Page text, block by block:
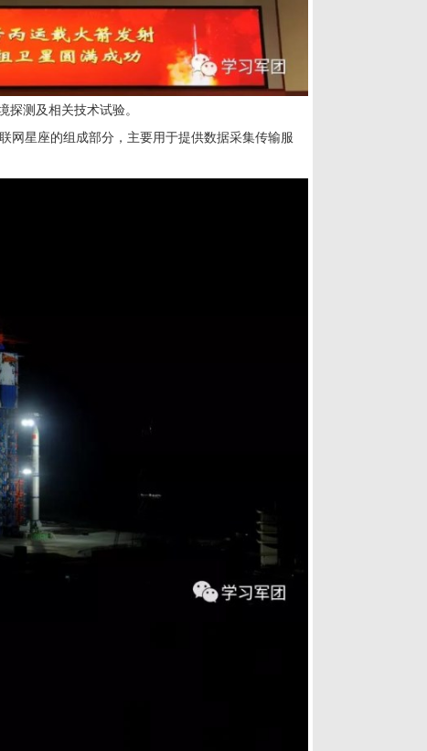
测及相关技术试验。
网星座的组成部分，主要用于提供数据采集传输服